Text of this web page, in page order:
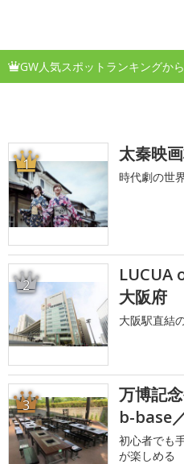
GW人気スポットランキングか
1 太秦映
時代劇の世
2
LUCUA
大阪府
大阪駅直結
3
万博記
b-base
初心者でも
が楽しめる